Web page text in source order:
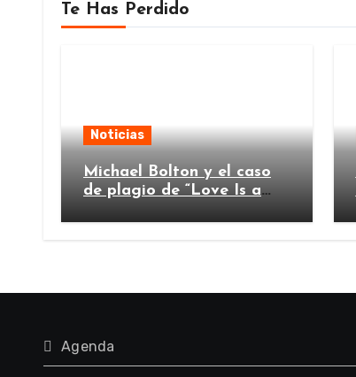
Te Has Perdido
Noticias
Michael Bolton y el caso
de plagio de “Love Is a
Agenda